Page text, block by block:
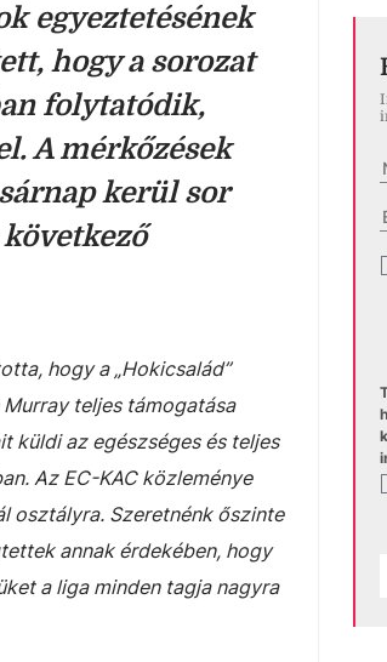
egyeztetésének
hogy a sorozat
folytatódik,
A mérkőzések
kerül sor
hogy a „Hokicsalád”
teljes támogatása
küldi az egészséges és teljes
Az EC-KAC közleménye
osztályra. Szeretnénk őszinte
annak érdekében, hogy
a liga minden tagja nagyra